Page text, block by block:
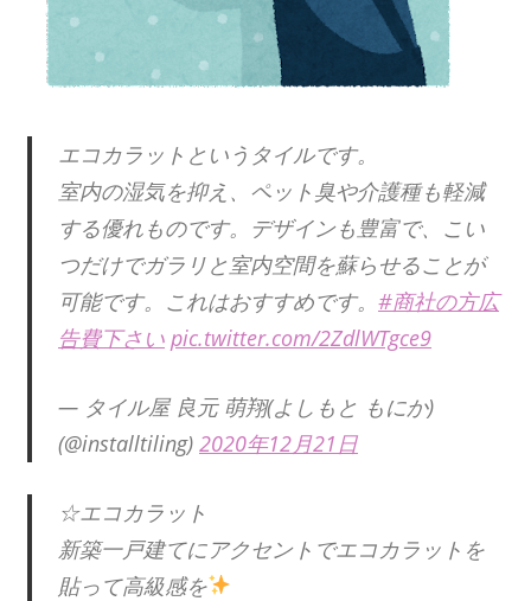
エコカラットというタイルです。
室内の湿気を抑え、ペット臭や介護種も軽減
する優れものです。デザインも豊富で、こい
つだけでガラリと室内空間を蘇らせることが
可能です。これはおすすめです。 #商社の方広
告費下さい pic.twitter.com/2ZdlWTgce9
— タイル屋 良元 萌翔(よしもと もにか)
(@installtiling) 2020年12月21日
☆エコカラット
新築一戸建てにアクセントでエコカラットを
貼って高級感を